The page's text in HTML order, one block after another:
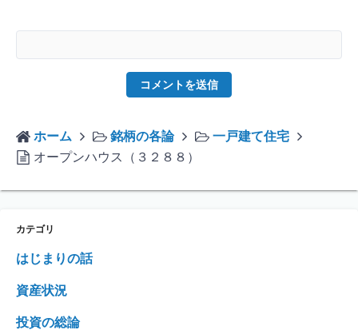
ホーム 銘柄の各論
一戸建て住宅
オープンハウス（３２８８）
カテゴリ
はじまりの話
資産状況
投資の総論